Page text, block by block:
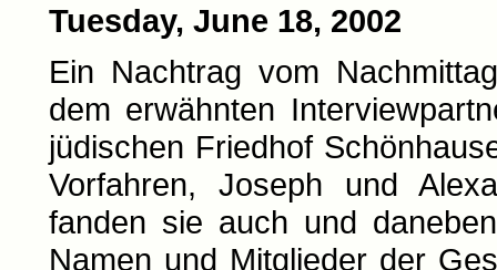
Tuesday, June 18, 2002
Ein Nachtrag vom
dem erwähnten
jüdischen Friedhof
Vorfahren, Joseph und
fanden sie auch und
Namen und Mitglieder der